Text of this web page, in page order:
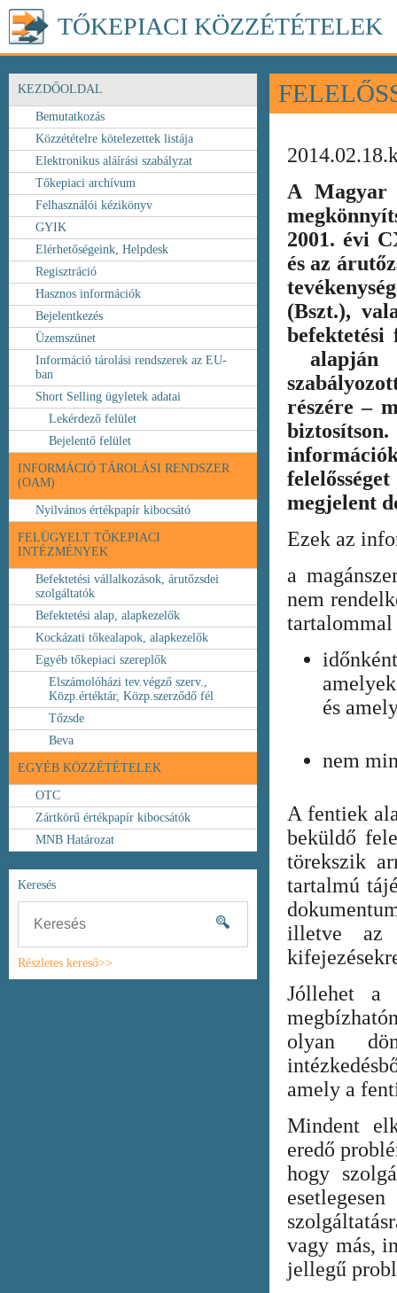
TŐKEPIACI KÖZZÉTÉTELEK
KEZDŐOLDAL
Bemutatkozás
Közzétételre kötelezettek listája
Elektronikus aláírási szabályzat
Tőkepiaci archívum
Felhasználói kézikönyv
GYIK
Elérhetőségeink, Helpdesk
Regisztráció
Hasznos információk
Bejelentkezés
Üzemszünet
Információ tárolási rendszerek az EU-
ban
Short Selling ügyletek adatai
Lekérdező felület
Bejelentő felület
INFORMÁCIÓ TÁROLÁSI RENDSZER
(OAM)
Nyilvános értékpapír kibocsátó
FELÜGYELT TŐKEPIACI
INTÉZMÉNYEK
Befektetési vállalkozások, árutőzsdei
szolgáltatók
Befektetési alap, alapkezelők
Kockázati tőkealapok, alapkezelők
Egyéb tőkepiaci szereplők
Elszámolóházi tev.végző szerv.,
Közp.értéktár, Közp.szerződő fél
Tőzsde
Beva
EGYÉB KÖZZÉTÉTELEK
OTC
Zártkörű értékpapír kibocsátók
MNB Határozat
Keresés
Részletes kereső>>
A Magyar
2001. évi
és az
(Bszt.),
alapján
részére –
megjelent
Ezek az
a
nem
és
nem
A fentiek
beküldő
törekszik
tartalmú
illetve az
Jóllehet a
olyan
amely a
Mindent
eredő
hogy
vagy más,
jellegű